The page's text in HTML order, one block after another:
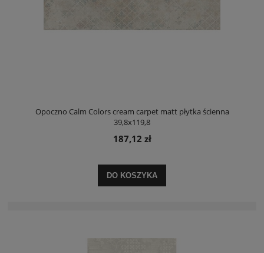
Opoczno Calm Colors cream carpet matt płytka ścienna
39,8x119,8
187,12 zł
DO KOSZYKA